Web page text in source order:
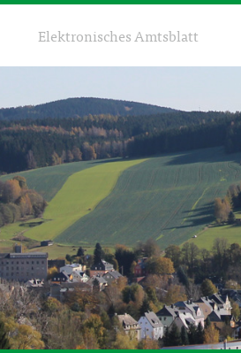
Elektronisches Amtsblatt